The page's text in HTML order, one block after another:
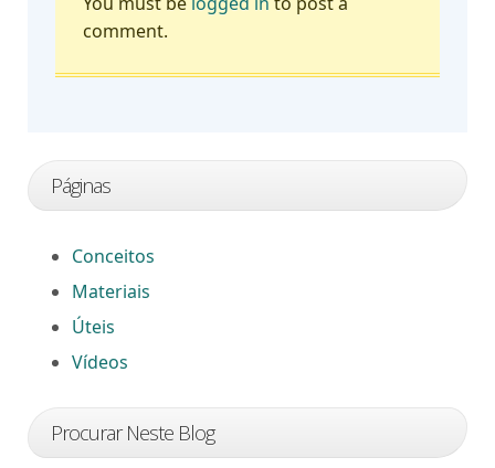
comment.
Páginas
Conceitos
Materiais
Úteis
Vídeos
Procurar Neste Blog